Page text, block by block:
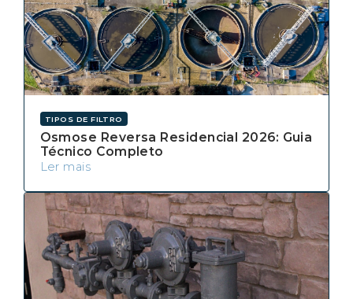
TIPOS DE FILTRO
Osmose Reversa Residencial 2026: Guia
Técnico Completo
Ler mais